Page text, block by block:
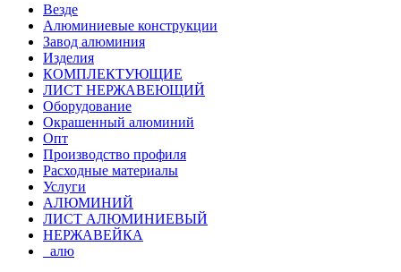
Везде
Алюминиевые конструкции
Завод алюминия
Изделия
КОМПЛЕКТУЮЩИЕ
ЛИСТ НЕРЖАВЕЮЩИЙ
Оборудование
Окрашенный алюминий
Опт
Производство профиля
Расходные материалы
Услуги
АЛЮМИНИЙ
ЛИСТ АЛЮМИНИЕВЫЙ
НЕРЖАВЕЙКА
_алю